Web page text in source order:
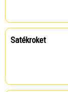
Satékroket